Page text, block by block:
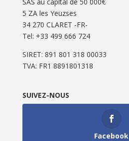
5 ZA les Yeuzses
34 270 CLARET -FR-
Tel: ‭+33 499 666 724‬
SIRET: 891 801 318 00033
TVA: FR1 8891801318
SUIVEZ-NOUS
Facebook